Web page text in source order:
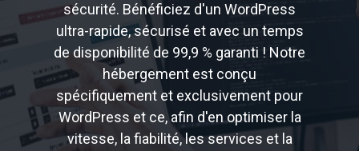
sécurité. Bénéficiez d'un WordPress
ultra-rapide, sécurisé et avec un temps
de disponibilité de 99,9 % garanti ! Notre
hébergement est conçu
spécifiquement et exclusivement pour
WordPress et ce, afin d'en optimiser la
vitesse, la fiabilité, les services et la